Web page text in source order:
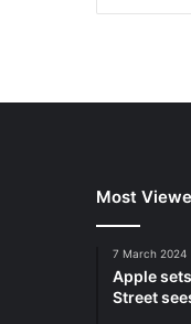
Most
7 March 2024
Apple
Street